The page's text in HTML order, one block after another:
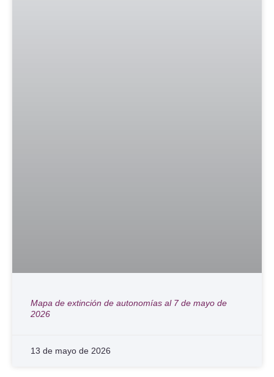
Mapa de extinción de autonomías al 7 de mayo de
2026
13 de mayo de 2026